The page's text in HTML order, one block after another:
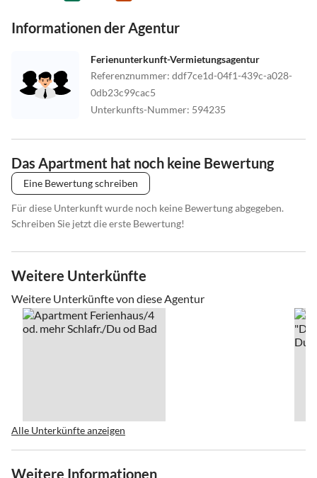
Informationen der Agentur
Ferienunterkunft-Vermietungsagentur
Referenznummer: ddf7ce1d-04f1-439c-a028-
0db23c99cac5
Unterkunfts-Nummer: 594235
Das Apartment hat noch keine Bewertung
Eine Bewertung schreiben
Für diese Unterkunft wurde noch keine Bewertung abgegeben.
Schreiben Sie jetzt die erste Bewertung!
Weitere Unterkünfte
Weitere Unterkünfte von diese Agentur
Alle Unterkünfte anzeigen
Weitere Informationen